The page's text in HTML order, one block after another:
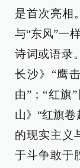
是首次亮相
与“东风”一
诗词或语录
长沙》“鹰
由”；“红旗
山》“红旗
的现实主义
于斗争敢于